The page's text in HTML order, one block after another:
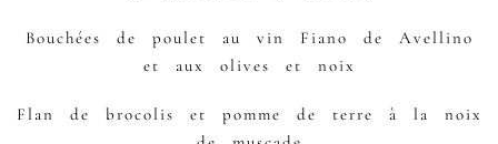
Bouchées de poulet au vin Fiano de Avellino
et aux olives et noix
Flan de brocolis et pomme de terre à la noix